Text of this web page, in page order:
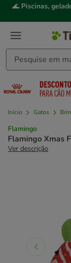
3,
mensagem,
🌊 Piscinas,
Início Gatos
Flamingo
Flamingo Xmas
Ver descrição